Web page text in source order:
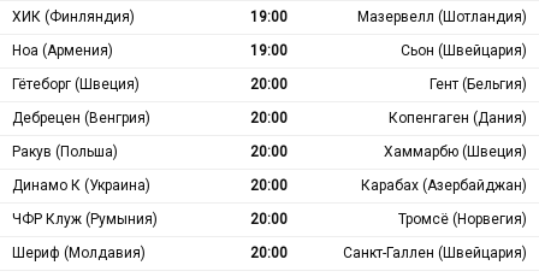
ХИК (Финляндия)
19:00
Мазервелл (Шотландия)
Ноа (Армения)
19:00
Сьон (Швейцария)
Гётеборг (Швеция)
20:00
Гент (Бельгия)
Дебрецен (Венгрия)
20:00
Копенгаген (Дания)
Ракув (Польша)
20:00
Хаммарбю (Швеция)
Динамо К (Украина)
20:00
Карабах (Азербайджан)
ЧФР Клуж (Румыния)
20:00
Тромсё (Норвегия)
Шериф (Молдавия)
20:00
Санкт-Галлен (Швейцария)